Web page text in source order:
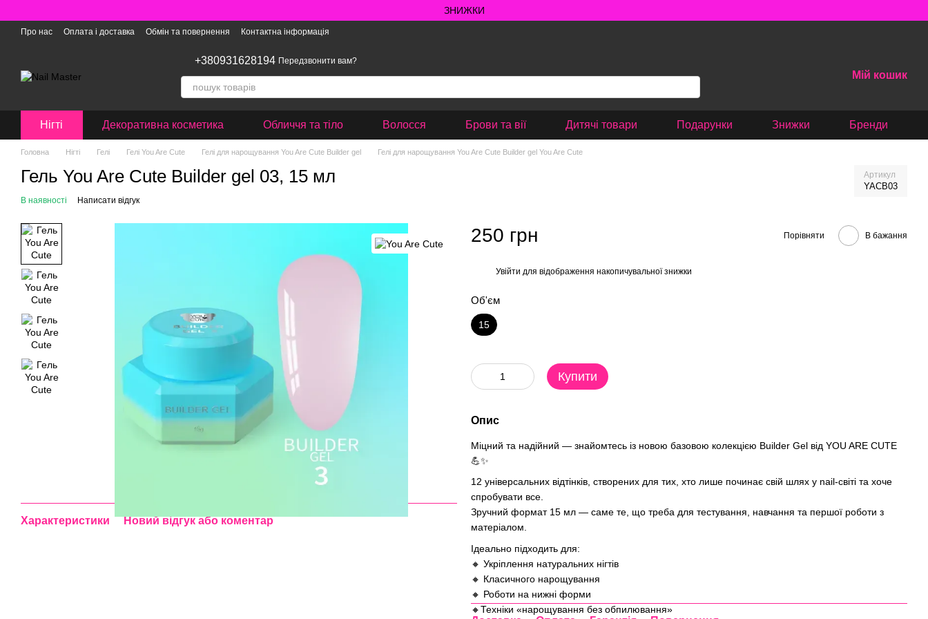
ЗНИЖКИ
Про нас Оплата і доставка Обмін та повернення Контактна інформація
+380931628194 Передзвонити вам?
Мій кошик
Нігті Декоративна косметика Обличчя та тіло Волосся Брови та вії Дитячі товари Подарунки Знижки Бренди
Головна Нігті Гелі Гелі You Are Cute Гелі для нарощування You Are Cute Builder gel Гелі для нарощування You Are Cute Builder gel You Are Cute
Гель You Are Cute Builder gel 03, 15 мл Артикул
YACB03
В наявності Написати відгук
Характеристики Новий відгук або коментар
250 грн Порівняти В бажання
Увійти для відображення накопичувальної знижки
Об'єм
15
Купити
Опис
Міцний та надійний — знайомтесь із новою базовою колекцією Builder Gel від YOU ARE CUTE
💪✨
12 універсальних відтінків, створених для тих, хто лише починає свій шлях у nail-світі та хоче
спробувати все.
Зручний формат 15 мл — саме те, що треба для тестування, навчання та першої роботи з
матеріалом.
Ідеально підходить для:
🔸 Укріплення натуральних нігтів
🔸 Класичного нарощування
🔸 Роботи на нижні форми
🔸Техніки «нарощування без обпилювання»